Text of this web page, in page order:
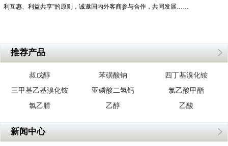
利互惠、利益共享"的原则，诚邀国内外客商参与合作，共同发展……
推荐产品
叔戊醇 苯磺酸钠
四丁基溴化铵
三甲基乙基溴化铵
亚磷酸二氢钙
氯乙酸甲酯
氯乙腈
乙醇 乙酸
新闻中心